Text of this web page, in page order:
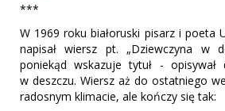
***
W 1969 roku białoruski pisarz i poeta
napisał wiersz pt. „Dziewczyna w
poniekąd wskazuje tytuł - opisywał
w deszczu. Wiersz aż do ostatniego
radosnym klimacie, ale kończy się tak: